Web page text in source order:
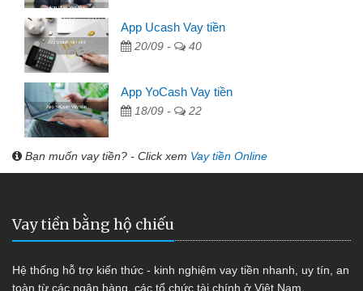
App Ucash Vay tiền
20/09 - 40
App YoCash Vay tiền
18/09 - 22
Bạn muốn vay tiền? - Click xem Vay tiền Online
Vay tiền bằng hộ chiếu
Hệ thống hỗ trợ kiến thức - kinh nghiệm vay tiền nhanh, uy tín, an
toàn từ các ngân hàng, các tổ chức tài chính ở Việt Nam.